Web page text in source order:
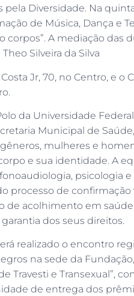
Diversidade. Na
de Música, Dança e
corpos”. A mediação das
Silveira da Silva
Jr, 70, no Centro, e o
da Universidade
Municipal de
mulheres e
e sua identidade. A
psicologia e
processo de confirmação
de acolhimento em
dos seus direitos.
realizado o encontro
na sede da
Travesti e Transexual”,
de entrega dos